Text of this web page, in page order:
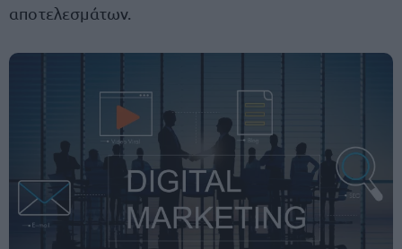
αποτελεσμάτων.